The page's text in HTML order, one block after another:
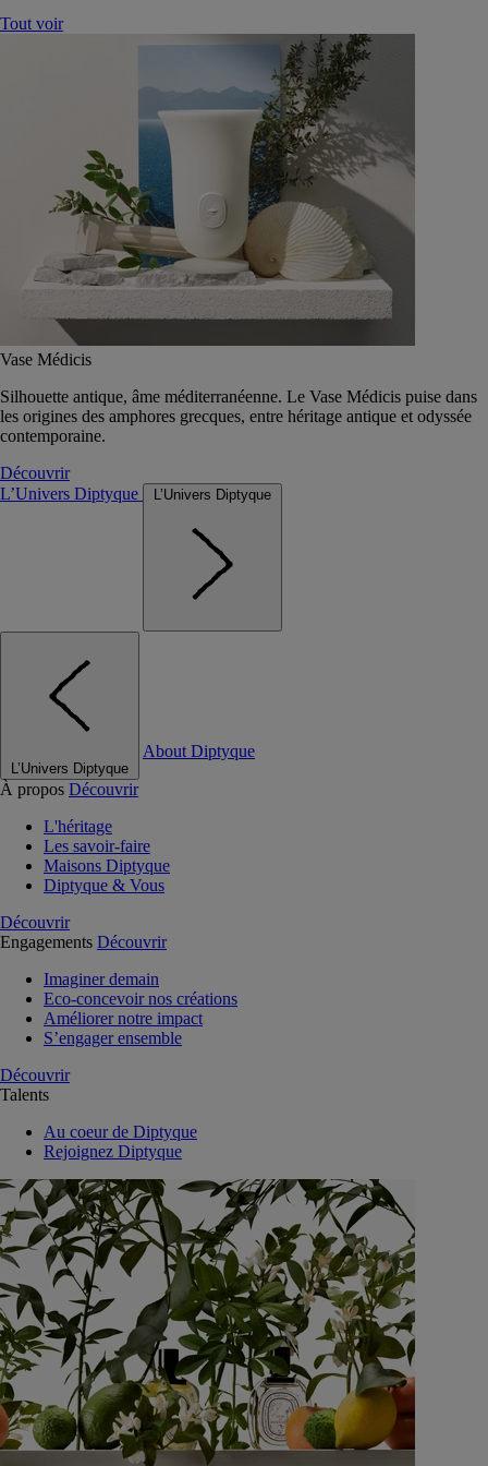
Tout voir
Vase Médicis
Silhouette antique, âme méditerranéenne. Le Vase Médicis puise dans
les origines des amphores grecques, entre héritage antique et odyssée
contemporaine.
Découvrir
L’Univers Diptyque
L’Univers Diptyque
L’Univers Diptyque
About Diptyque
À propos Découvrir
L'héritage
Les savoir-faire
Maisons Diptyque
Diptyque & Vous
Découvrir
Engagements Découvrir
Imaginer demain
Eco-concevoir nos créations
Améliorer notre impact
S’engager ensemble
Découvrir
Talents
Au coeur de Diptyque
Rejoignez Diptyque